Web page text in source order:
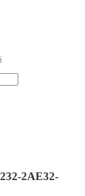
2AE32-